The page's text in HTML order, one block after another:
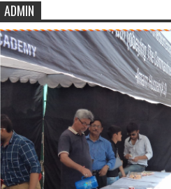
ADMIN